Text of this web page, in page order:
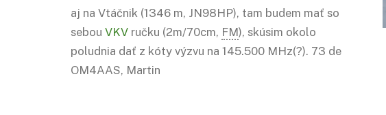
aj na Vtáčnik (1346 m, JN98HP), tam budem mať so
sebou VKV ručku (2m/70cm, FM), skúsim okolo
poludnia dať z kóty výzvu na 145.500 MHz(?). 73 de
OM4AAS, Martin